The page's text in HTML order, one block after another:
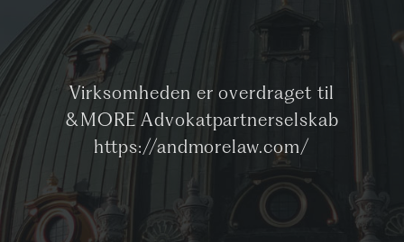
Virksomheden er overdraget til
&MORE Advokatpartnerselskab
https://andmorelaw.com/